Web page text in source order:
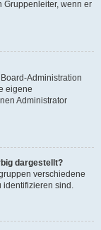
Gruppenleiter, wenn er
Administration
eigene
Administrator
dargestellt?
verschiedene
identifizieren sind.